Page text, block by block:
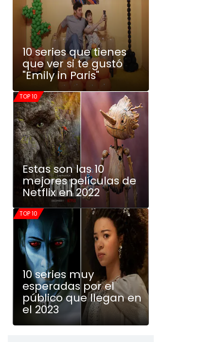
10 series que tienes
que ver si te gustó
"Emily in Paris"
TOP 10
Estas son las 10
mejores películas de
Netflix en 2022
TOP 10
10 series muy
esperadas por el
público que llegan en
el 2023